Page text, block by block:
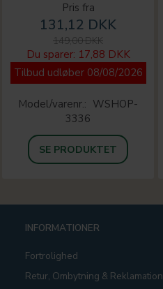
Pris fra
131,12 DKK
149,00 DKK
Du sparer: 17,88 DKK
Tilbud udløber 08/08/2026
Model/varenr.: WSHOP-
3336
SE PRODUKTET
INFORMATIONER
Fortrolighed
Retur, Ombytning & Reklamation